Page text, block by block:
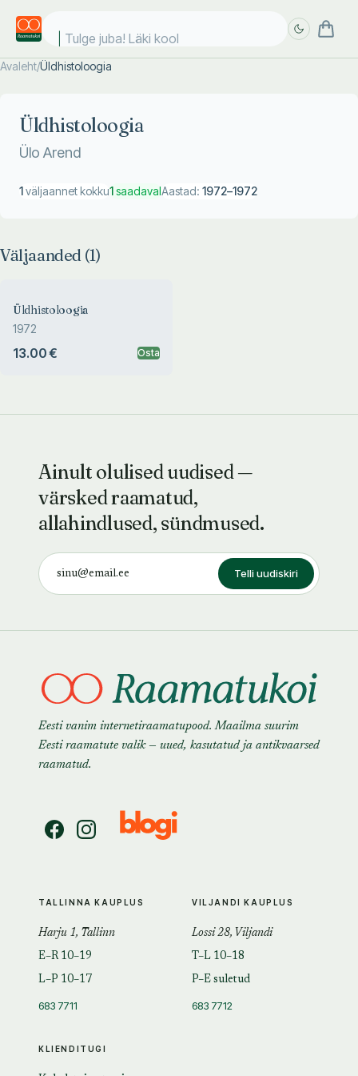
Tulge juba! Läki kooli
Avaleht/Üldhistoloogia
Üldhistoloogia
Ülo Arend
1väljaannet kokku1saadavalAastad: 1972–1972
Väljaanded (1)
Üldhistoloogia
1972
13.00 € Osta
Ainult olulised uudised —
värsked raamatud,
allahindlused, sündmused.
Telli uudiskiri
Eesti vanim internetiraamatupood. Maailma suurim
Eesti raamatute valik — uued, kasutatud ja antikvaarsed
raamatud.
KLIENDITUGI
TALLINNA KAUPLUS
Harju 1, Tallinn
E–R 10–19
L–P 10–17
683 7711
VILJANDI KAUPLUS
Lossi 28, Viljandi
T–L 10–18
P–E suletud
683 7712